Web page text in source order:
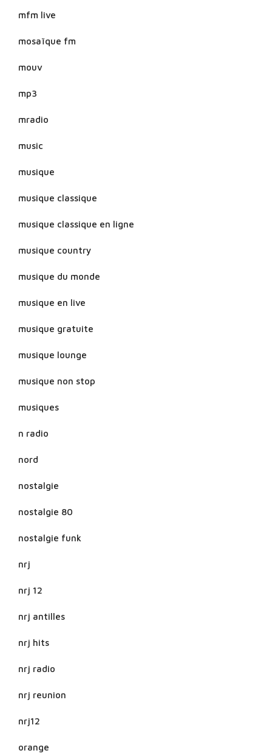
mfm live
mosaïque fm
mouv
mp3
mradio
music
musique
musique classique
musique classique en ligne
musique country
musique du monde
musique en live
musique gratuite
musique lounge
musique non stop
musiques
n radio
nord
nostalgie
nostalgie 80
nostalgie funk
nrj
nrj 12
nrj antilles
nrj hits
nrj radio
nrj reunion
nrj12
orange